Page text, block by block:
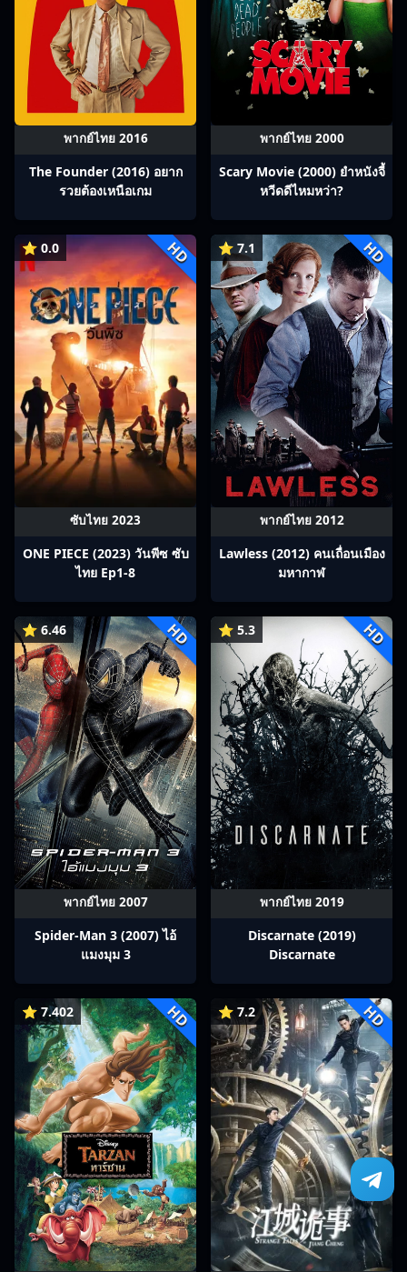
พากย์ไทย 2016
The Founder (2016) อยาก
รวยต้องเหนือเกม
พากย์ไทย 2000
Scary Movie (2000) ยำหนังจี้​
หวีดดีไหมหว่า?
⭐ 0.0 HD
ซับไทย 2023
ONE PIECE (2023) วันพีซ ซับ
ไทย Ep1-8
⭐ 7.1 HD
พากย์ไทย 2012
Lawless (2012) คนเถื่อนเมือง
มหากาฬ
⭐ 6.46 HD
พากย์ไทย 2007
Spider-Man 3 (2007) ไอ้
แมงมุม 3
⭐ 5.3 HD
พากย์ไทย 2019
Discarnate (2019)
Discarnate
⭐ 7.402 HD ⭐ 7.2 HD